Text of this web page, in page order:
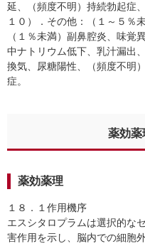
延、（頻度不明）持続勃起症
１０）．その他：（１～５％
（１％未満）副鼻腔炎、味覚
中ナトリウム低下、乳汁漏出
換気、尿糖陽性、（頻度不明
症。
薬効薬
薬効薬理
１８．１作用機序
エスシタロプラムは選択的な
害作用を示し、脳内での細胞